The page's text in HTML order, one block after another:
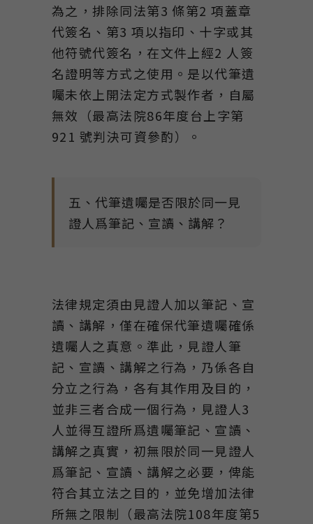
為之，排除同法第3 條第2 項蓋章
代簽名、第3 項以指印、十字或其
他符號代簽名，在文件上經2 人簽
名證明等方式之使用。是以代筆遺
囑未依上開法定方式製作者，自屬
無效（最高法院86年度台上字第
921 號判決可資參酌）。
五、代筆遺囑是否限於同一見
證人爲筆記、宣讀、講解？
法律規定須由見證人加以筆記、宣
讀、講解，僅在確保代筆遺囑確係
遺囑人之真意。準此，見證人筆
記、宣讀、講解之行為，乃係各自
分立之行為，各有其作用及目的，
並非三者合成一個行為，見證人3
人並得互證所爲遺囑筆記、宣讀、
講解之真實，初無限於同一見證人
爲筆記、宣讀、講解之必要，俾能
符合其立法之目的，並免增加法律
所無之限制（最高法院108年度第5